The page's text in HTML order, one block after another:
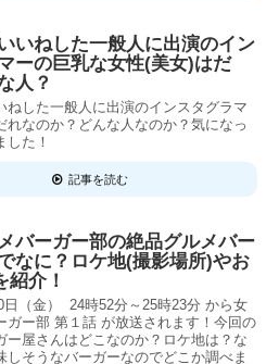
いねした一般人に出演のイン
ーの巨乳な女性(美女)はだ
人？
ねした一般人に出演のインスタグラマ
れなのか？どんな人なのか？気になっ
した！
記事を読む
バーガー部の絶品グルメバー
なに？ロケ地(撮影場所)やお
紹介！
日（金） 24時52分～25時23分 から女
ガー部 第１話 が放送されます！今回の
ー屋さんはどこなのか？ロケ地は？な
しそうなバーガーなのでどこか調べま